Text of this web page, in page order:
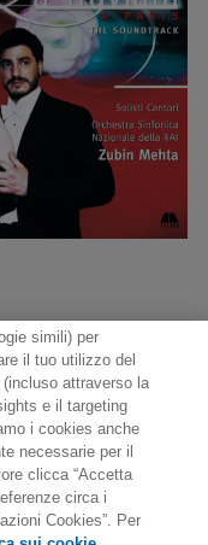
sui cookie
simili) per
il tuo utilizzo del
attraverso la
e il targeting
i cookies anche
necessarie per il
clicca “Accetta
circa i
Cookies”. Per